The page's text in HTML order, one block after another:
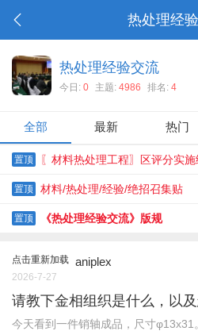
热处理经
热处理经验交流
今日: 0 主题: 4986 排名: 4
全部 最新 热门
置顶 〖材料热处理工程〗区评分实施
置顶 材料/热处理/经验/绝招召集贴
置顶 《热处理经验交流》版规
点击重新加载 aniplex
2026-7-27
请教下金相组织是什么，以
今天看到一件销轴成品，尺寸